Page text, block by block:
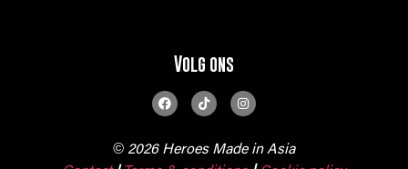
Volg ons
© 2026 Heroes Made in Asia